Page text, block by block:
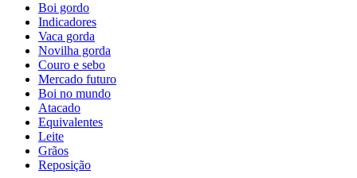
Boi gordo
Indicadores
Vaca gorda
Novilha gorda
Couro e sebo
Mercado futuro
Boi no mundo
Atacado
Equivalentes
Leite
Grãos
Reposição